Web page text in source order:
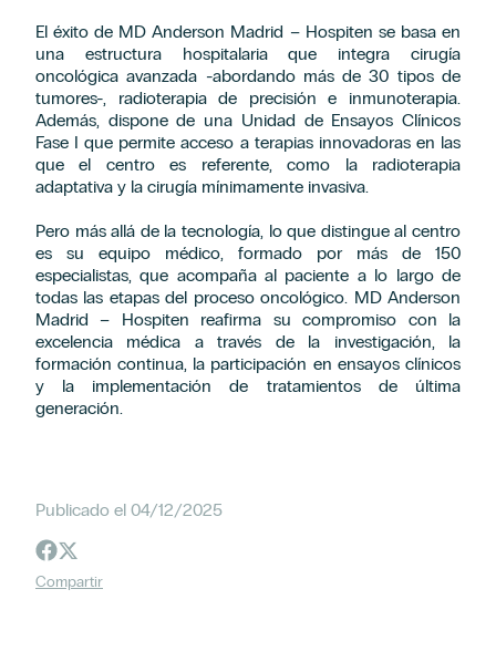
Publicado el 04/12/2025
Compartir
El éxito de MD Anderson Madrid – Hospiten se basa en
una estructura hospitalaria que integra cirugía
oncológica avanzada -abordando más de 30 tipos de
tumores-, radioterapia de precisión e inmunoterapia.
Además, dispone de una Unidad de Ensayos Clínicos
Fase I que permite acceso a terapias innovadoras en las
que el centro es referente, como la radioterapia
adaptativa y la cirugía mínimamente invasiva.
Pero más allá de la tecnología, lo que distingue al centro
es su equipo médico, formado por más de 150
especialistas, que acompaña al paciente a lo largo de
todas las etapas del proceso oncológico. MD Anderson
Madrid – Hospiten reafirma su compromiso con la
excelencia médica a través de la investigación, la
formación continua, la participación en ensayos clínicos
y la implementación de tratamientos de última
generación.